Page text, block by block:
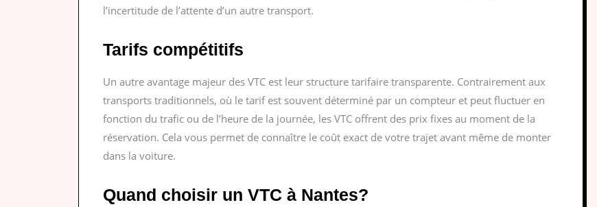
l’incertitude de l’attente d’un autre transport.
Tarifs compétitifs
Un autre avantage majeur des VTC est leur structure tarifaire transparente. Contrairement aux
transports traditionnels, où le tarif est souvent déterminé par un compteur et peut fluctuer en
fonction du trafic ou de l’heure de la journée, les VTC offrent des prix fixes au moment de la
réservation. Cela vous permet de connaître le coût exact de votre trajet avant même de monter
dans la voiture.
Quand choisir un VTC à Nantes?